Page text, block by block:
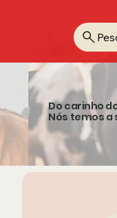
Do carinho
Nós temos a